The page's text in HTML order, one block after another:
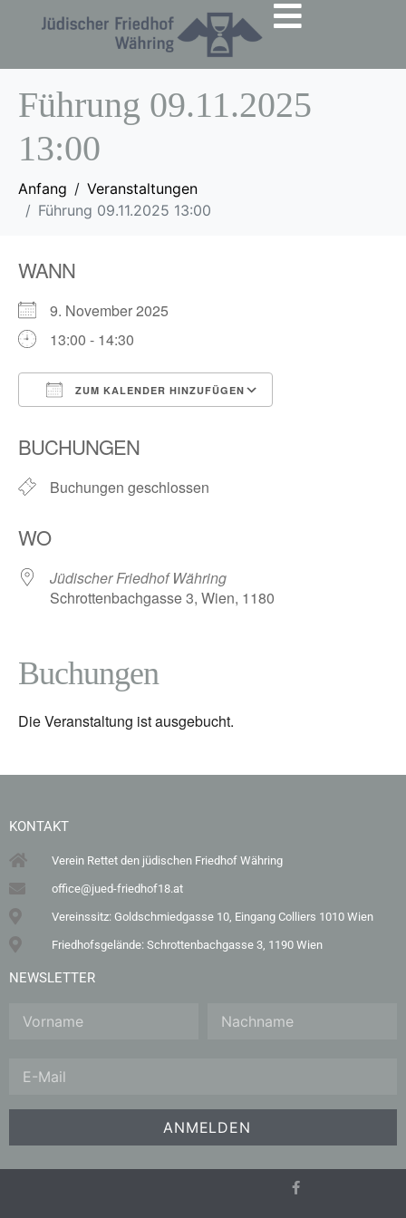
Führung 09.11.2025
13:00
Anfang
Veranstaltungen
Führung 09.11.2025 13:00
WANN
9. November 2025
13:00 - 14:30
ZUM KALENDER HINZUFÜGEN
BUCHUNGEN
Buchungen geschlossen
WO
Jüdischer Friedhof Währing
Schrottenbachgasse 3, Wien, 1180
Buchungen
Die Veranstaltung ist ausgebucht.
KONTAKT
Verein Rettet den jüdischen Friedhof Währing
office@jued-friedhof18.at
Vereinssitz: Goldschmiedgasse 10, Eingang Colliers 1010 Wien
Friedhofsgelände: Schrottenbachgasse 3, 1190 Wien
NEWSLETTER